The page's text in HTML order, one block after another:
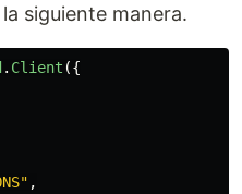
siguiente manera.
. Client ({
" ,